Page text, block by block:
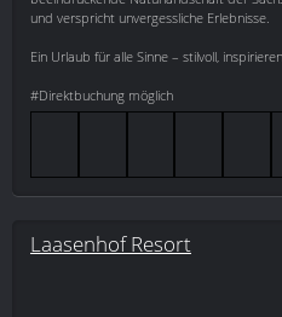
und verspricht unvergessliche Erlebnisse.
Ein Urlaub für alle Sinne – stilvoll,
#Direktbuchung möglich
Laasenhof Resort